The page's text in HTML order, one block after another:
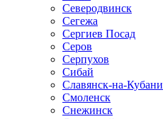
Северодвинск
Сегежа
Сергиев Посад
Серов
Серпухов
Сибай
Славянск-на-Кубани
Смоленск
Снежинск